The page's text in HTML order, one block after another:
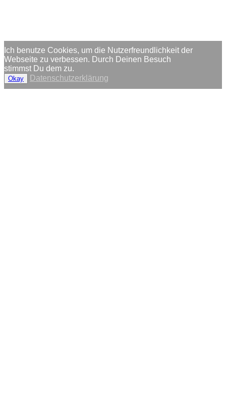
Ich benutze Cookies, um die Nutzerfreundlichkeit der
Webseite zu verbessen. Durch Deinen Besuch
stimmst Du dem zu.
Okay Datenschutzerklärung